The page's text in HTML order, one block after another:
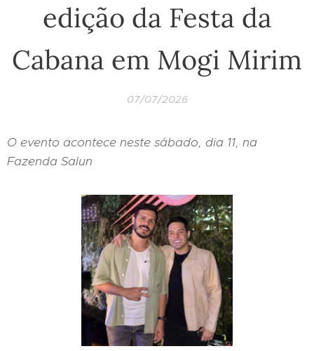
edição da Festa da
Cabana em Mogi Mirim
07/07/2026
O evento acontece neste sábado, dia 11, na
Fazenda Salun